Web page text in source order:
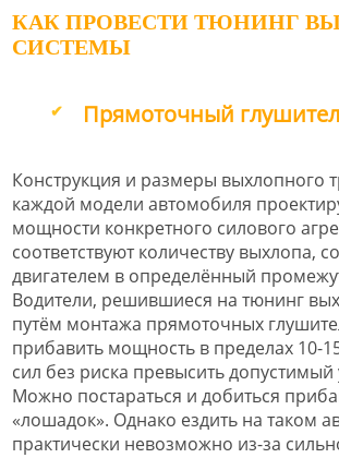
КАК ПРОВЕСТИ ТЮНИНГ
СИСТЕМЫ
Прямоточный
Конструкция и размеры выхлопного
каждой модели автомобиля
мощности конкретного силового
соответствуют количеству выхлопа,
двигателем в определённый
Водители, решившиеся на тюнинг
путём монтажа прямоточных
прибавить мощность в пределах 10-
сил без риска превысить допустимый
Можно постараться и добиться
«лошадок». Однако ездить на таком
практически невозможно из-за